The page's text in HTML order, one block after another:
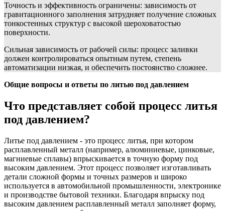
Точность и эффективность ограничены: зависимость от
гравитационного заполнения затрудняет получение сложных
тонкостенных структур с высокой шероховатостью
поверхности.
Сильная зависимость от рабочей силы: процесс заливки
должен контролироваться опытным путем, степень
автоматизации низкая, и обеспечить постоянство сложнее.
Общие вопросы и ответы по литью под давлением
Что представляет собой процесс литья
под давлением?
Литье под давлением - это процесс литья, при котором
расплавленный металл (например, алюминиевые, цинковые,
магниевые сплавы) впрыскивается в точную форму под
высоким давлением. Этот процесс позволяет изготавливать
детали сложной формы и точных размеров и широко
используется в автомобильной промышленности, электронике
и производстве бытовой техники. Благодаря впрыску под
высоким давлением расплавленный металл заполняет форму,